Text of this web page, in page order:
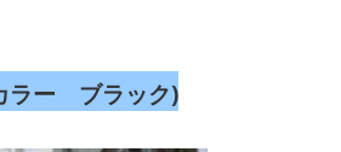
ラー ブラック)